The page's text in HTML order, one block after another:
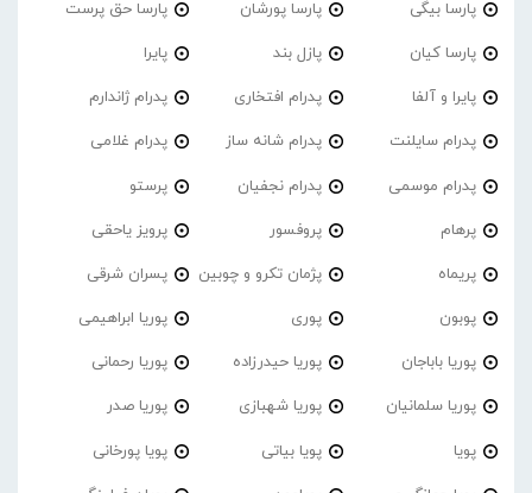
پارسا بیگی پارسا پورشان پارسا حق پرست
پارسا کیان پازل بند پایرا
پایرا و آلفا پدرام افتخاری پدرام ژاندارم
پدرام‌ سایلنت پدرام شانه ساز پدرام غلامی
پدرام موسمی پدرام نجفیان پرستو
پرهام پروفسور پرویز یاحقی
پریماه پژمان تکرو و چوبین پسران شرقی
پوبون پوری پوریا ابراهیمی
پوریا باباجان پوریا حیدرزاده پوریا رحمانی
پوریا سلمانیان پوریا شهبازی پوریا صدر
پویا پویا بیاتی پویا پورخانی